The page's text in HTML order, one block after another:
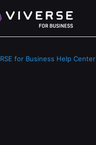
for Business Help Center